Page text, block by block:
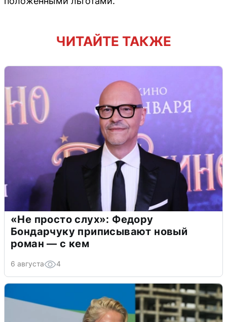
ЧИТАЙТЕ ТАКЖЕ
«Не просто слух»: Федору
Бондарчуку приписывают новый
роман — с кем
6 августа 4